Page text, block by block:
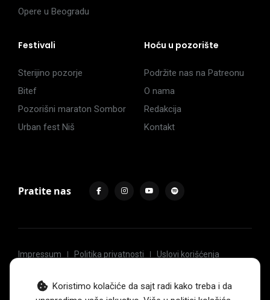
Koristimo kolačiće da sajt radi kako treba i da
Opere u Beogradu
Festivali
Sterijino pozorje
Bitef
Pozorišni maraton Sombor
Urban fest Niš
Hoću u pozorište
Podržite nas na Patreonu
O nama
Redakcija
Kontakt
Pratite nas
Impressum Politika privatnosti
Uslovi korišćenja